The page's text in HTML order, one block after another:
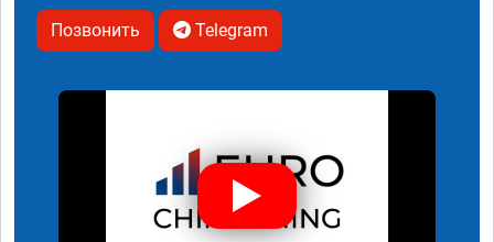
Позвонить Telegram